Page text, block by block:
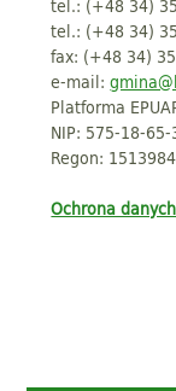
tel.: (+48 34)
tel.: (+48 34)
fax: (+48 34)
e-mail:
Platforma
NIP: 575-18-65-
Regon:
Ochrona